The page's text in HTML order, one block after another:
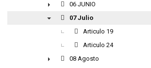
►
►
06 JUNIO
07 Julio
Articulo 19
Articulo 24
08 Agosto